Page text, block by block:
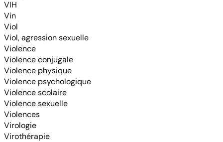
VIH
Vin
Viol
Viol, agression sexuelle
Violence
Violence conjugale
Violence physique
Violence psychologique
Violence scolaire
Violence sexuelle
Violences
Virologie
Virothérapie